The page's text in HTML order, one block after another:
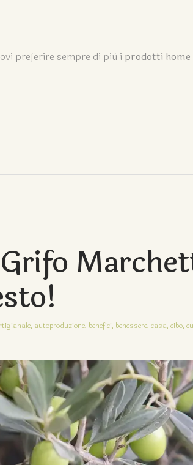
preferire sempre di più i prodotti home
autoproduzione, benefici, benessere, casa, cibo,